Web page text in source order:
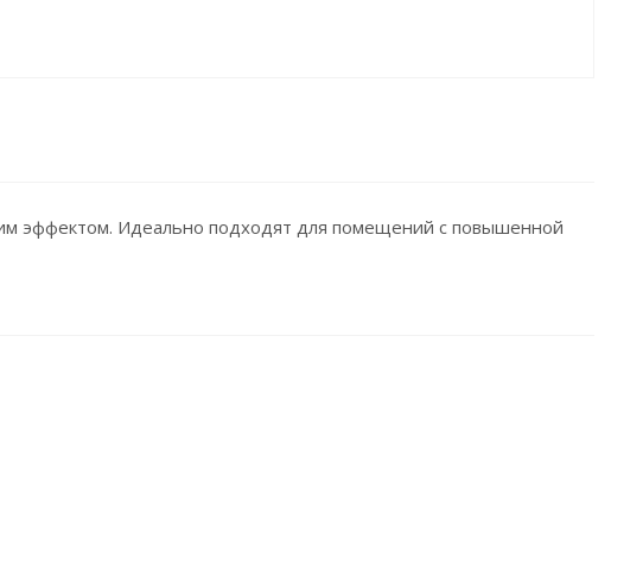
эффектом. Идеально подходят для помещений с повышенной